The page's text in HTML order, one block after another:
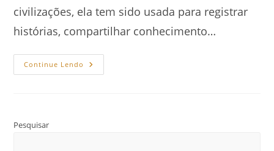
civilizações, ela tem sido usada para registrar
histórias, compartilhar conhecimento…
Continue Lendo O
Poder
Pesquisar